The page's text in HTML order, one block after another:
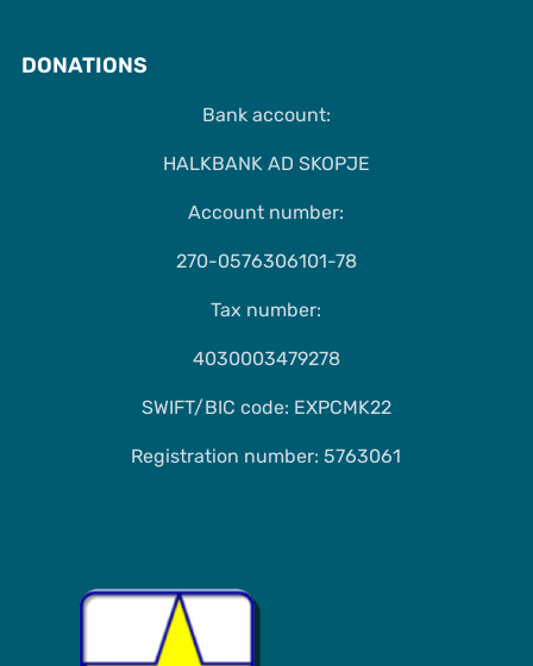
DONATIONS
Bank account:
HALKBANK AD SKOPJE
Account number:
270-0576306101-78
Tax number:
4030003479278
SWIFT/BIC code: EXPCMK22
Registration number: 5763061